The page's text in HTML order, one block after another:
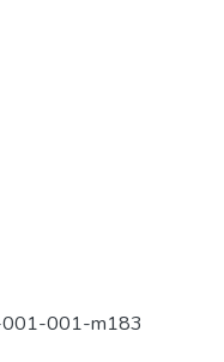
001-m183